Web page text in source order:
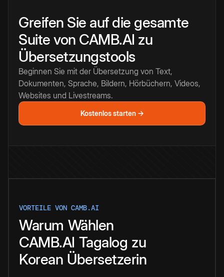
Greifen Sie auf die gesamte
Suite von CAMB.AI zu
Übersetzungstools
Beginnen Sie mit der Übersetzung von Text,
Dokumenten, Sprache, Bildern, Hörbüchern, Videos,
Websites und Livestreams.
Kostenlos starten →
VORTEILE VON CAMB.AI
Warum Wählen
CAMB.AI Tagalog zu
Korean Übersetzerin